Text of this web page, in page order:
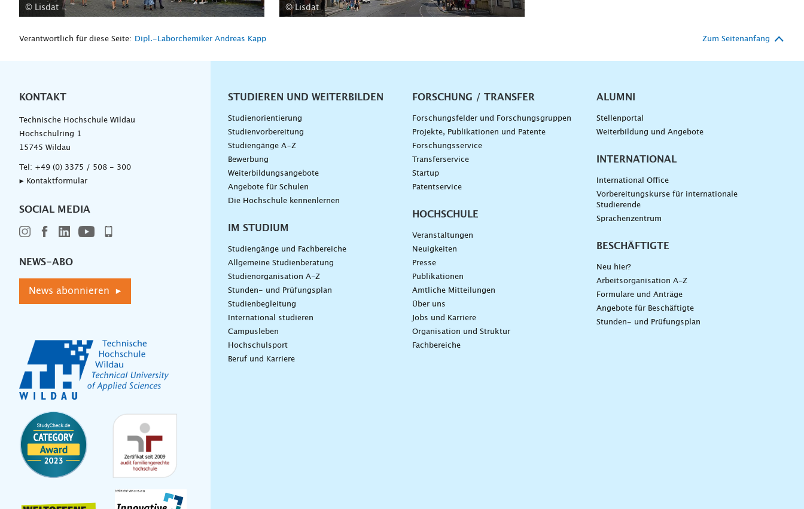
© Lisdat © Lisdat
Verantwortlich für diese Seite: Dipl.-Laborchemiker Andreas Kapp Zum Seitenanfang
KONTAKT
Technische Hochschule Wildau
Hochschulring 1
15745 Wildau
Tel: +49 (0) 3375 / 508 - 300
▸ Kontaktformular
SOCIAL MEDIA
NEWS-ABO
News abonnieren ▸
Unternavigation
STUDIEREN UND WEITERBILDEN
Studienorientierung
Studienvorbereitung
Studiengänge A–Z
Bewerbung
Weiterbildungsangebote
Angebote für Schulen
Die Hochschule kennenlernen
IM STUDIUM
Studiengänge und Fachbereiche
Allgemeine Studienberatung
Studienorganisation A-Z
Stunden- und Prüfungsplan
Studienbegleitung
International studieren
Campusleben
Hochschulsport
Beruf und Karriere
FORSCHUNG / TRANSFER
Forschungsfelder und Forschungsgruppen
Projekte, Publikationen und Patente
Forschungsservice
Transferservice
Startup
Patentservice
HOCHSCHULE
Veranstaltungen
Neuigkeiten
Presse
Publikationen
Amtliche Mitteilungen
Über uns
Jobs und Karriere
Organisation und Struktur
Fachbereiche
ALUMNI
Stellenportal
Weiterbildung und Angebote
INTERNATIONAL
International Office
Vorbereitungskurse für internationale
Studierende
Sprachenzentrum
BESCHÄFTIGTE
Neu hier?
Arbeitsorganisation A-Z
Formulare und Anträge
Angebote für Beschäftigte
Stunden- und Prüfungsplan